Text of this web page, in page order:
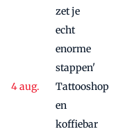
zet je
echt
enorme
stappen'
Tattooshop
en
koffiebar